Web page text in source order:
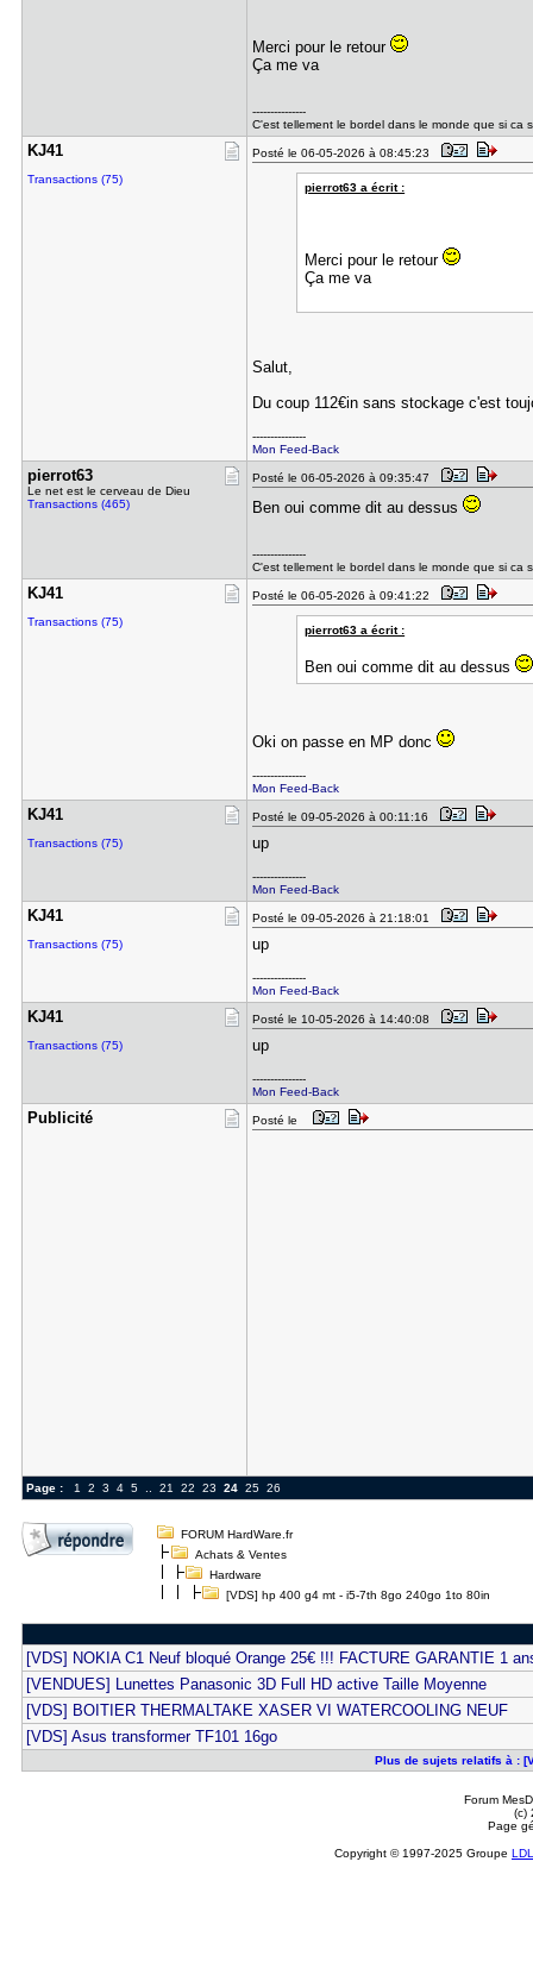
Merci pour le retour
Ça me va
---------------
C'est tellement le bordel dans le monde que si
KJ41
Transactions (75)
Posté le 06-05-2026 à 08:45:23
pierrot63 a écrit :
Merci pour le retour
Ça me va
Salut,
Du coup 112€in sans stockage c'est
---------------
Mon Feed-Back
pierrot63
Le net est le cerveau de Dieu
Transactions (465)
Posté le 06-05-2026 à 09:35:47
Ben oui comme dit au dessus
---------------
C'est tellement le bordel dans le monde que si
KJ41
Transactions (75)
Posté le 06-05-2026 à 09:41:22
pierrot63 a écrit :
Ben oui comme dit au dessus
Oki on passe en MP donc
---------------
Mon Feed-Back
KJ41
Transactions (75)
Posté le 09-05-2026 à 00:11:16
up
---------------
Mon Feed-Back
KJ41
Transactions (75)
Posté le 09-05-2026 à 21:18:01
up
---------------
Mon Feed-Back
KJ41
Transactions (75)
Posté le 10-05-2026 à 14:40:08
up
---------------
Mon Feed-Back
Publicité Posté le
Page : 1 2 3 4 5.. 21 22 23 24 25 26
FORUM HardWare.fr
Achats & Ventes
Hardware
[VDS] hp 400 g4 mt - i5-7th 8go 240go 1to 80in
[VDS] NOKIA C1 Neuf bloqué Orange 25€ !!! FACTURE GARANTIE 1
[VENDUES] Lunettes Panasonic 3D Full HD active Taille Moyenne
[VDS] BOITIER THERMALTAKE XASER VI WATERCOOLING NEUF
[VDS] Asus transformer TF101 16go
Plus de sujets relatifs à :
Forum
(c)
Page
Copyright © 1997-2025 Groupe